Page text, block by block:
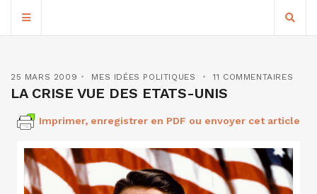
25 MARS 2009 MES IDÉES POLITIQUES 11 COMMENTAIRES
LA CRISE VUE DES ETATS-UNIS
Imprimer, enregistrer en PDF ou envoyer cet article